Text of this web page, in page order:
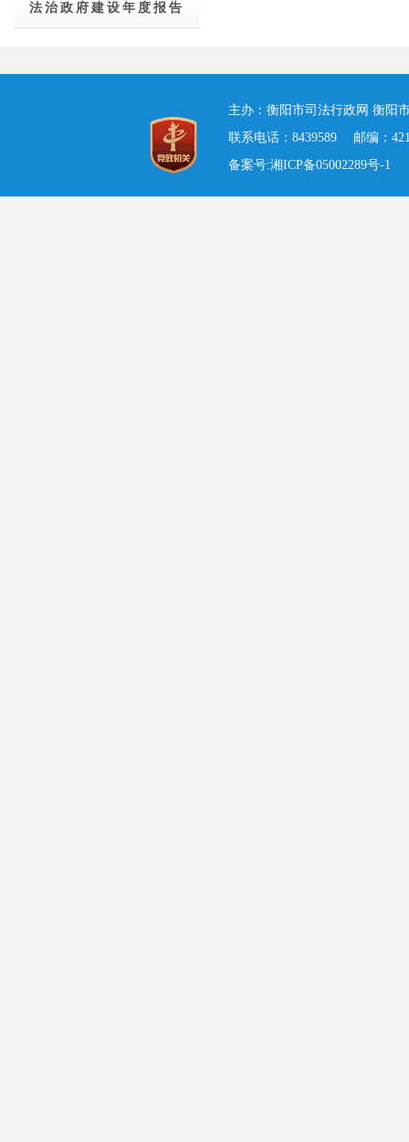
法治政府建设年度报告
主办：衡阳市司法行政网 衡阳
联系电话：8439589 邮编：
备案号:湘ICP备05002289号-1